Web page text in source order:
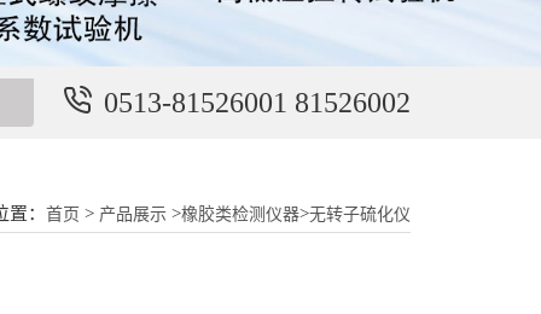
0513-81526001 81526002
置：首页 > 产品展示 >橡胶类检测仪器>无转子硫化仪